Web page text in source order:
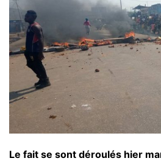
Le fait se sont déroulés hier